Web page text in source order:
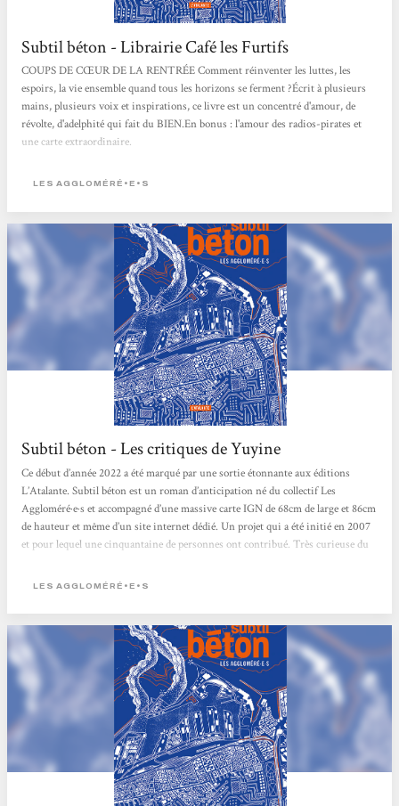
Subtil béton - Librairie Café les Furtifs
COUPS DE CŒUR DE LA RENTRÉE Comment réinventer les luttes, les
espoirs, la vie ensemble quand tous les horizons se ferment ?Écrit à plusieurs
mains, plusieurs voix et inspirations, ce livre est un concentré d'amour, de
révolte, d'adelphité qui fait du BIEN.En bonus : l'amour des radios-pirates et
une carte extraordinaire.
LES AGGLOMÉRÉ•E•S
Subtil béton - Les critiques de Yuyine
Ce début d’année 2022 a été marqué par une sortie étonnante aux éditions
L’Atalante. Subtil béton est un roman d’anticipation né du collectif Les
Aggloméré·e·s et accompagné d’une massive carte IGN de 68cm de large et 86cm
de hauteur et même d’un site internet dédié. Un projet qui a été initié en 2007
et pour lequel une cinquantaine de personnes ont contribué. Très curieuse du
béton et voici ce que j’en ai...
LES AGGLOMÉRÉ•E•S